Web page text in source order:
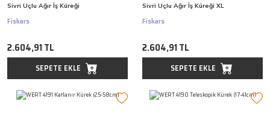
Sivri Uçlu Ağır İş Küreği
Fiskars
2.604,91 TL
SEPETE EKLE
Sivri Uçlu Ağır İş Küreği XL
Fiskars
2.604,91 TL
SEPETE EKLE